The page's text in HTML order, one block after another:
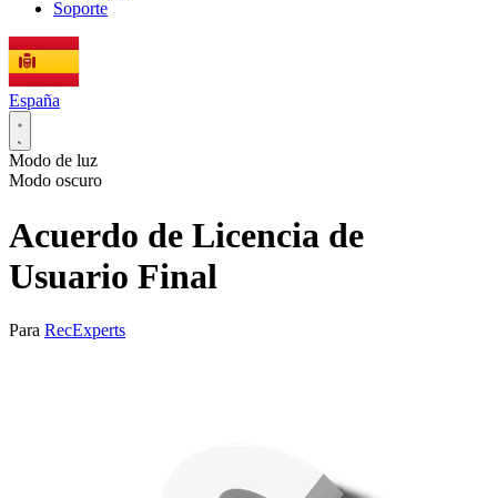
Soporte
España
Modo de luz
Modo oscuro
Acuerdo de Licencia de
Usuario Final
Para RecExperts